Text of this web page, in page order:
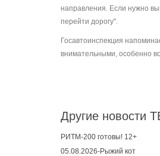
направления. Если нужно
перейти дорогу".
Госавтоинспекция
внимательными, особенно
Другие новости
РИТМ-200 готовы! 12+
05.08.2026-Рыжий кот